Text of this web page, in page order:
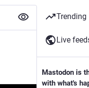
Trending
Live
Mastodon is
with what's